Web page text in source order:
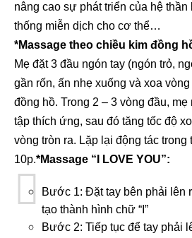
nâng cao sự phát triển của hệ
thống miễn dịch cho cơ thể…
*Massage theo chiều kim đồng
Mẹ đặt 3 đầu ngón tay (ngón trỏ,
gần rốn, ấn nhẹ xuống và xoa
đồng hồ. Trong 2 – 3 vòng đầu,
tập thích ứng, sau đó tăng tốc độ
vòng tròn ra. Lặp lại động tác trong
10p.*Massage “I LOVE YOU”:
Bước 1: Đặt tay bên phải lên
tạo thành hình chữ “I”
Bước 2: Tiếp tục để tay phải